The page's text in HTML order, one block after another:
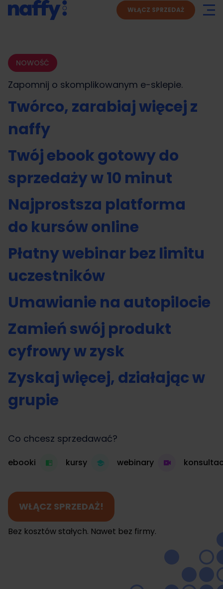
WŁĄCZ SPRZEDAŻ
NOWOŚĆ
Zapomnij o skomplikowanym e-sklepie.
Twórco, zarabiaj więcej z
naffy
Twój ebook gotowy do
sprzedaży w 10 minut
Najprostsza platforma
do kursów online
Płatny webinar bez limitu
uczestników
Umawianie na autopilocie
Zamień swój produkt
cyfrowy w zysk
Zyskaj więcej, działając w
grupie
Co chcesz sprzedawać?
ebooki kursy webinary
WŁĄCZ SPRZEDAŻ!
Bez kosztów stałych. Nawet bez firmy.